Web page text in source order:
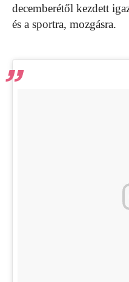
decemberétől kezdett
és a sportra, mozgásra.